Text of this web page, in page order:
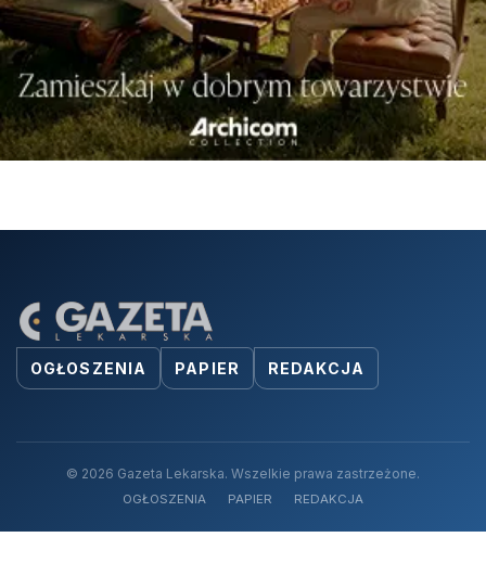
OGŁOSZENIA PAPIER REDAKCJA
© 2026 Gazeta Lekarska. Wszelkie prawa zastrzeżone.
OGŁOSZENIA PAPIER REDAKCJA